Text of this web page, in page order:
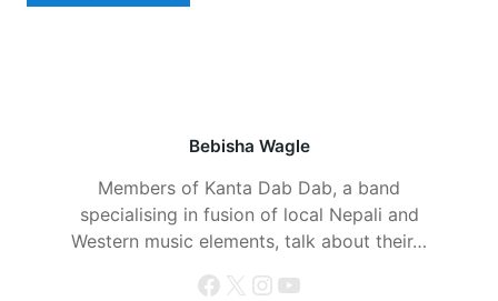
Bebisha Wagle
Members of Kanta Dab Dab, a band
specialising in fusion of local Nepali and
Western music elements, talk about their…
Facebook X Instagram YouTube